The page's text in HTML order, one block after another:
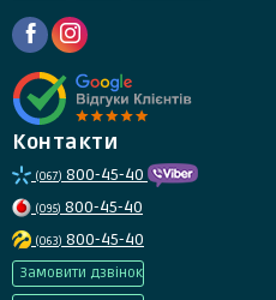
Контакти
(067) 800-45-40
(095) 800-45-40
(063) 800-45-40
Замовити дзвінок